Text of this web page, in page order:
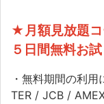
★月額見放題
５日間無料お
・無料期間の利
TER / JCB /